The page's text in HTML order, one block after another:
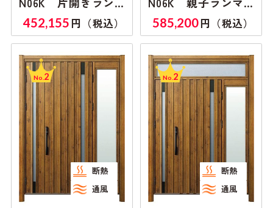
マ付き
452,155 円（税込）
無し
585,200円（税込）
No. 2
断熱
通風
No. 2
断熱
通風